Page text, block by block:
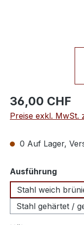
36,00 CHF
Preise exkl. MwSt.
0 Auf Lager,
Ausführung
Stahl weich
Stahl gehärtet /